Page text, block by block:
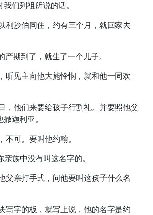
们列祖所说的话。
利沙伯同住，约有三个月，就回家去
产期到了，就生了一个儿子。
听见主向他大施怜悯，就和他一同欢
，他们来要给孩子行割礼。并要照他父
迦利亚。
不可。要叫他约翰。
亲族中没有叫这名字的。
父亲打手式，问他要叫这孩子什么名
写字的板，就写上说，他的名字是约